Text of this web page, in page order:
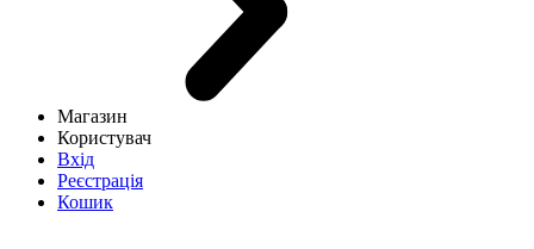
Магазин
Користувач
Вхід
Реєстрація
Кошик